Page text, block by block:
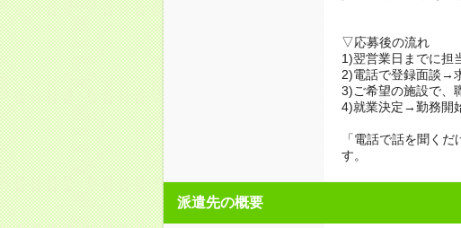
▽応募後の流れ
1)翌営業日までに担
2)電話で登録面談→
3)ご希望の施設で、
4)就業決定→勤務開
「電話で話を聞く
す。
派遣先の概要